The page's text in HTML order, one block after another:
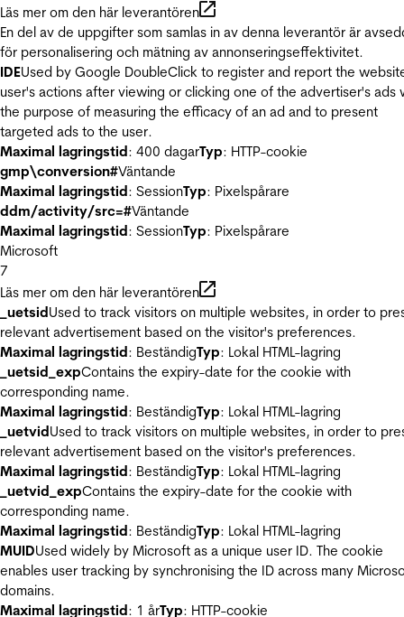
Läs mer om den här leverantören
En del av de uppgifter som samlas in av denna leverantör är
för personalisering och mätning av annonseringseffektivitet.
IDEUsed by Google DoubleClick to register and report the
user's actions after viewing or clicking one of the advertiser's ads
the purpose of measuring the efficacy of an ad and to present
targeted ads to the user.
Maximal lagringstid: 400 dagarTyp: HTTP-cookie
gmp\conversion#Väntande
Maximal lagringstid: SessionTyp: Pixelspårare
ddm/activity/src=#Väntande
Maximal lagringstid: SessionTyp: Pixelspårare
Microsoft
7
Läs mer om den här leverantören
_uetsidUsed to track visitors on multiple websites, in order to
relevant advertisement based on the visitor's preferences.
Maximal lagringstid: BeständigTyp: Lokal HTML-lagring
_uetsid_expContains the expiry-date for the cookie with
corresponding name.
Maximal lagringstid: BeständigTyp: Lokal HTML-lagring
_uetvidUsed to track visitors on multiple websites, in order to
relevant advertisement based on the visitor's preferences.
Maximal lagringstid: BeständigTyp: Lokal HTML-lagring
_uetvid_expContains the expiry-date for the cookie with
corresponding name.
Maximal lagringstid: BeständigTyp: Lokal HTML-lagring
MUIDUsed widely by Microsoft as a unique user ID. The cookie
enables user tracking by synchronising the ID across many
domains.
Maximal lagringstid: 1 årTyp: HTTP-cookie